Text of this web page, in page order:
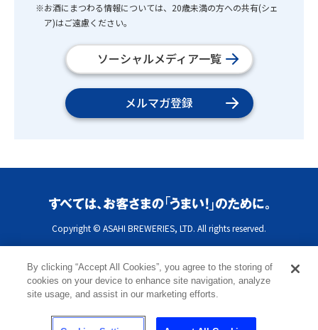
※お酒にまつわる情報については、20歳未満の方への共有(シェ
ア)はご遠慮ください。
ソーシャルメディア一覧
メルマガ登録
Copyright © ASAHI BREWERIES, LTD. All rights reserved.
By clicking “Accept All Cookies”, you agree to the storing of
cookies on your device to enhance site navigation, analyze
site usage, and assist in our marketing efforts.